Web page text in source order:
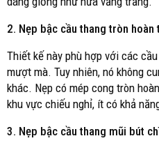
2. Nẹp bậc cầu thang tròn hoàn
Thiết kế này phù hợp với các
mượt mà. Tuy nhiên, nó không
khác. Nẹp có mép cong tròn
khu vực chiếu nghỉ, ít có khả
3. Nẹp bậc cầu thang mũi bút